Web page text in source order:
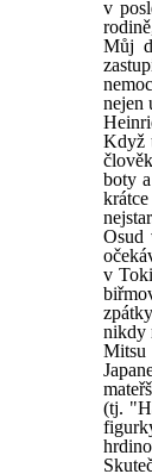
v
Můj
nejen
Když
boty
Osud
v
nikdy
Mitsu
(tj.